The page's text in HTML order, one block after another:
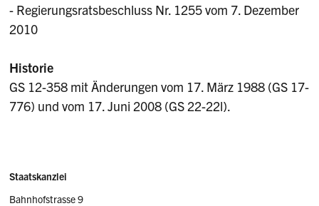
- Regierungsratsbeschluss Nr. 1255 vom 7. Dezember
2010
Historie
GS 12-358 mit Änderungen vom 17. März 1988 (GS 17-
776) und vom 17. Juni 2008 (GS 22-22l).
Sidebar
Adresse
Staatskanzlei
Bahnhofstrasse 9